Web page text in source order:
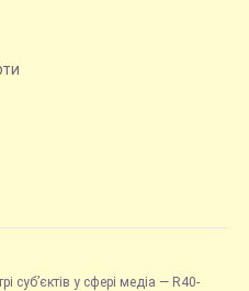
суб’єктів у сфері медіа — R40-